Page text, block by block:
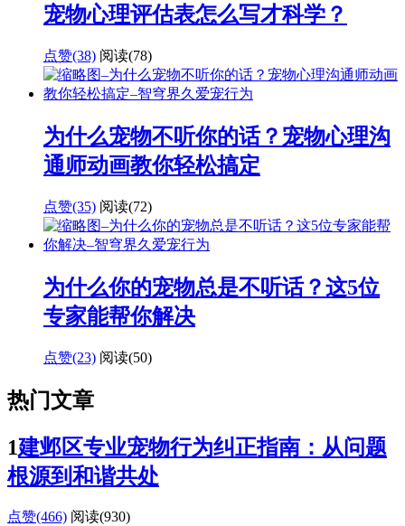
宠物心理评估表怎么写才科学？
点赞(38) 阅读(78)
为什么宠物不听你的话？宠物心理沟
通师动画教你轻松搞定
点赞(35) 阅读(72)
为什么你的宠物总是不听话？这5位
专家能帮你解决
点赞(23) 阅读(50)
热门文章
1建邺区专业宠物行为纠正指南：从问题
根源到和谐共处
点赞(466) 阅读(930)